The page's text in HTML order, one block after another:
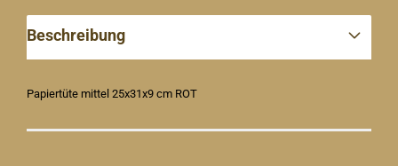
Beschreibung
Papiertüte mittel 25x31x9 cm ROT